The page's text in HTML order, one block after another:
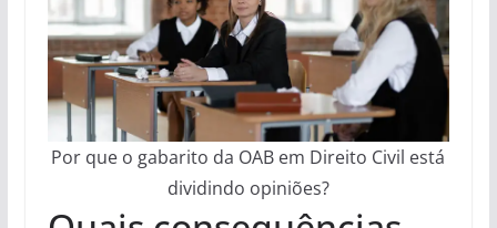
Por que o gabarito da OAB em Direito Civil está
dividindo opiniões?